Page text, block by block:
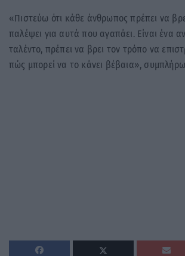
«Πιστεύω ότι κάθε άνθρωπος πρέπει να
παλέψει για αυτά που αγαπάει. Είναι ένα
ταλέντο, πρέπει να βρει τον τρόπο να
πώς μπορεί να το κάνει βέβαια»,